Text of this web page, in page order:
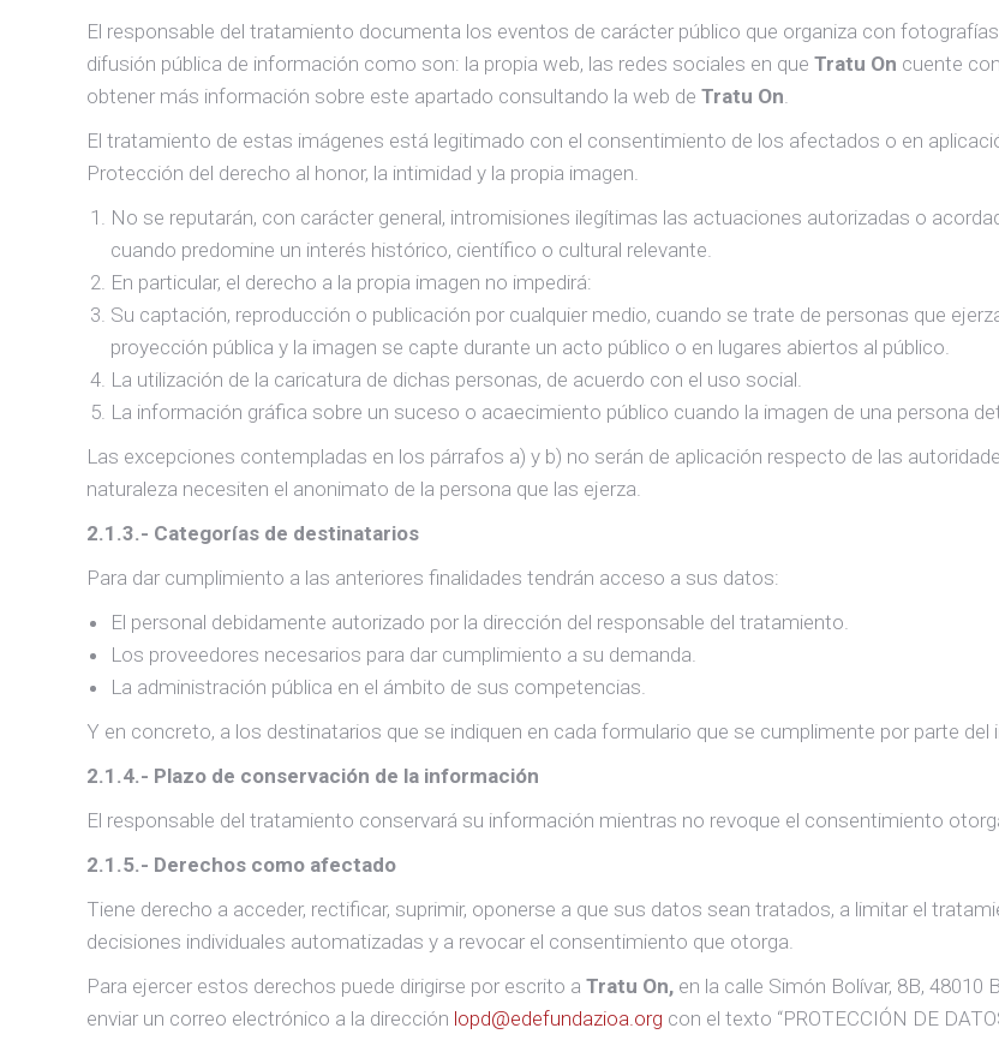
El responsable del tratamiento documenta los eventos de carácter público que organiza con
difusión pública de información como son: la propia web, las redes sociales en que Tratu On cuente
obtener más información sobre este apartado consultando la web de Tratu On.
El tratamiento de estas imágenes está legitimado con el consentimiento de los afectados o en
Protección del derecho al honor, la intimidad y la propia imagen.
No se reputarán, con carácter general, intromisiones ilegítimas las actuaciones autorizadas o
cuando predomine un interés histórico, científico o cultural relevante.
En particular, el derecho a la propia imagen no impedirá:
Su captación, reproducción o publicación por cualquier medio, cuando se trate de personas que
proyección pública y la imagen se capte durante un acto público o en lugares abiertos al público.
La utilización de la caricatura de dichas personas, de acuerdo con el uso social.
La información gráfica sobre un suceso o acaecimiento público cuando la imagen de una persona
Las excepciones contempladas en los párrafos a) y b) no serán de aplicación respecto de las
naturaleza necesiten el anonimato de la persona que las ejerza.
2.1.3.- Categorías de destinatarios
Para dar cumplimiento a las anteriores finalidades tendrán acceso a sus datos:
El personal debidamente autorizado por la dirección del responsable del tratamiento.
Los proveedores necesarios para dar cumplimiento a su demanda.
La administración pública en el ámbito de sus competencias.
Y en concreto, a los destinatarios que se indiquen en cada formulario que se cumplimente por parte del
2.1.4.- Plazo de conservación de la información
El responsable del tratamiento conservará su información mientras no revoque el consentimiento
2.1.5.- Derechos como afectado
Tiene derecho a acceder, rectificar, suprimir, oponerse a que sus datos sean tratados, a limitar el
decisiones individuales automatizadas y a revocar el consentimiento que otorga.
Para ejercer estos derechos puede dirigirse por escrito a Tratu On, en la calle Simón Bolívar, 8B,
enviar un correo electrónico a la dirección lopd@edefundazioa.org con el texto “PROTECCIÓN DE